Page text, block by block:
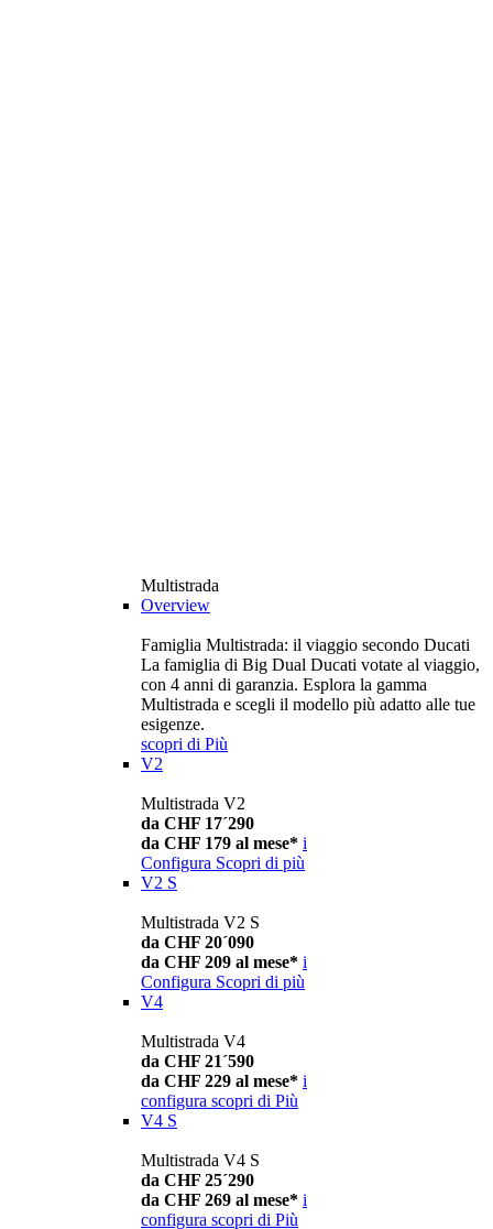
Multistrada
Overview
Famiglia Multistrada: il viaggio secondo Ducati
La famiglia di Big Dual Ducati votate al viaggio,
con 4 anni di garanzia. Esplora la gamma
Multistrada e scegli il modello più adatto alle tue
esigenze.
scopri di Più
V2
Multistrada V2
da CHF 17´290
da CHF 179 al mese* i
Configura Scopri di più
V2 S
Multistrada V2 S
da CHF 20´090
da CHF 209 al mese* i
Configura Scopri di più
V4
Multistrada V4
da CHF 21´590
da CHF 229 al mese* i
configura scopri di Più
V4 S
Multistrada V4 S
da CHF 25´290
da CHF 269 al mese* i
configura scopri di Più